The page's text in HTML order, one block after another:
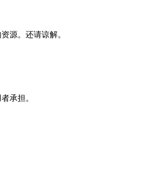
源。还请谅解。
承担。